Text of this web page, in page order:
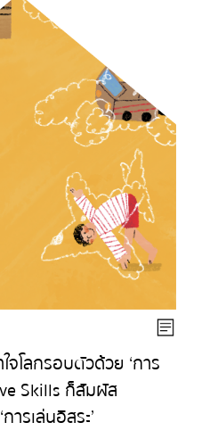
จโลกรอบตัวด้วย ‘การ
Skills ก็สัมผัส
รเล่นอิสระ’